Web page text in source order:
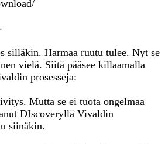
silläkin. Harmaa ruutu tulee. Nyt se
vielä. Siitä pääsee killaamalla
prosesseja:
Mutta se ei tuota ongelmaa
DIscoveryllä Vivaldin
siinäkin.